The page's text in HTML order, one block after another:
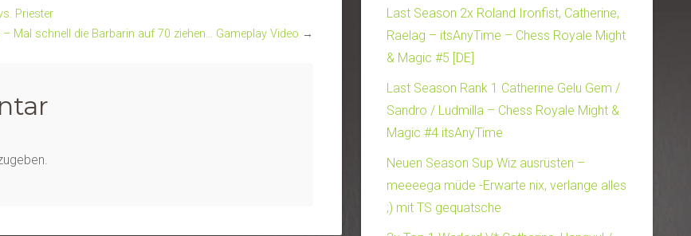
Priester
Mal schnell die Barbarin auf 70 ziehen… Gameplay Video →
Last Season 2x Roland Ironfist, Catherine,
Raelag – itsAnyTime – Chess Royale Might
& Magic #5 [DE]
Last Season Rank 1 Catherine Gelu Gem /
Sandro / Ludmilla – Chess Royale Might &
Magic #4 itsAnyTime
Neuen Season Sup Wiz ausrüsten –
meeeega müde -Erwarte nix, verlange alles
;) mit TS gequatsche